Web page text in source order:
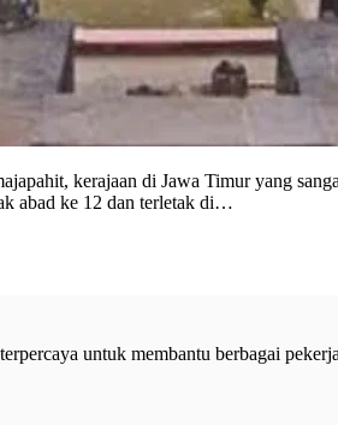
kerajaan di Jawa Timur yang
abad ke 12 dan terletak di…
untuk membantu berbagai